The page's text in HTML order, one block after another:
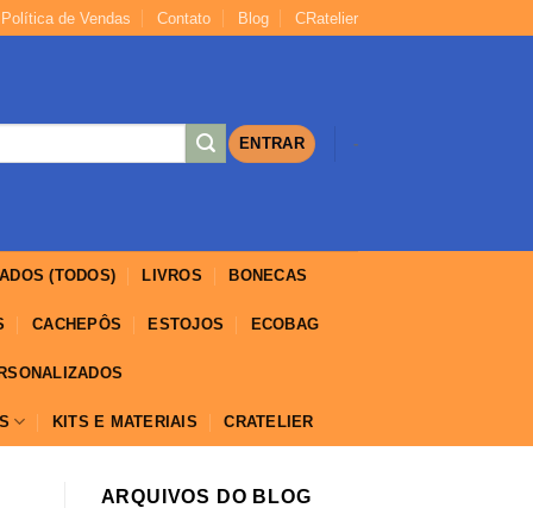
Política de Vendas Contato Blog CRatelier
ENTRAR -
(TODOS) LIVROS BONECAS
CACHEPÔS ESTOJOS ECOBAG
KITS E MATERIAIS CRATELIER
ARQUIVOS DO BLOG